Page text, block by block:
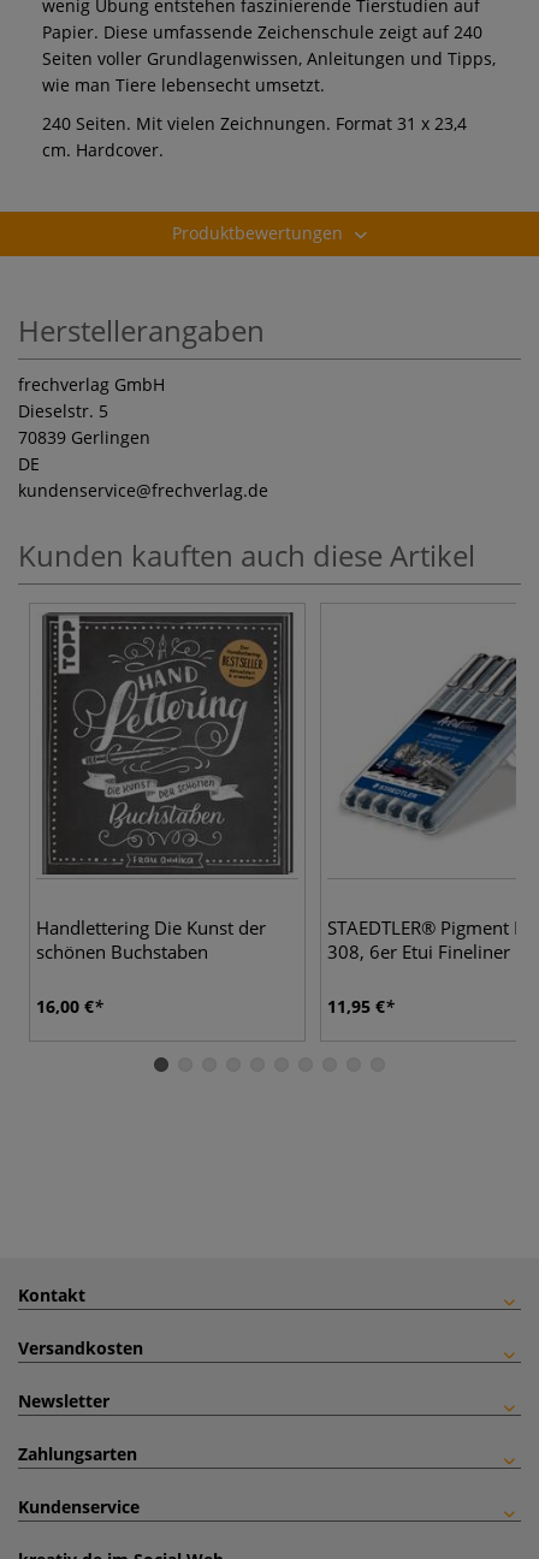
wenig Übung entstehen faszinierende Tierstudien auf
Papier. Diese umfassende Zeichenschule zeigt auf 240
Seiten voller Grundlagenwissen, Anleitungen und Tipps,
wie man Tiere lebensecht umsetzt.
240 Seiten. Mit vielen Zeichnungen. Format 31 x 23,4
cm. Hardcover.
Produktbewertungen
Herstellerangaben
frechverlag GmbH
Dieselstr. 5
70839 Gerlingen
DE
kundenservice@frechverlag.de
Kunden kauften auch diese Artikel
Handlettering Die Kunst der
schönen Buchstaben
16,00 €
STAEDTLER® Pigment
308, 6er Etui Fineliner
11,95 €
Kontakt
Versandkosten
Newsletter
Zahlungsarten
Kundenservice